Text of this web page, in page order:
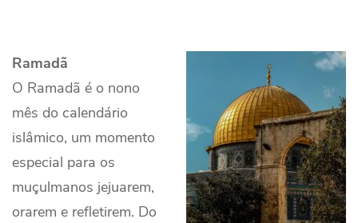
Ramadã
O Ramadã é o nono
mês do calendário
islâmico, um momento
especial para os
muçulmanos jejuarem,
orarem e refletirem. Do